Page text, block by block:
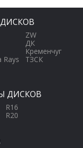
Rays
ZW
ДК
Кременчуг
ТЗСК
ДИСКОВ
R16
R20